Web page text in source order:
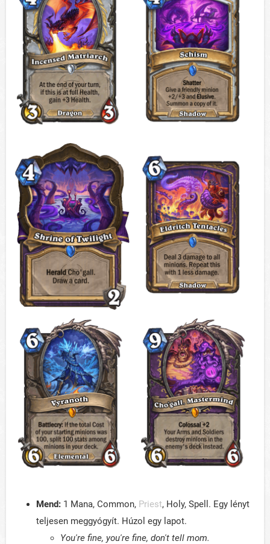
Mend: 1 Mana, Common, Priest, Holy, Spell. Egy lényt
teljesen meggyógyít. Húzol egy lapot.
You're fine, you're fine, don't tell mom.